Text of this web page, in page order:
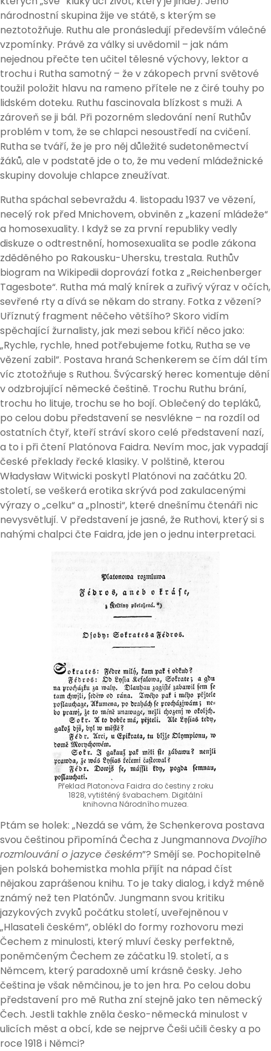
národnostní skupina žije ve státě, s kterým se
neztotožňuje. Ruthu ale pronásledují především válečné
vzpomínky. Právě za války si uvědomil – jak nám
nejednou přečte ten učitel tělesné výchovy, lektor a
trochu i Rutha samotný – že v zákopech první světové
toužil položit hlavu na rameno přítele ne z čiré touhy po
lidském doteku. Ruthu fascinovala blízkost s muži. A
zároveň se ji bál. Při pozorném sledování není Ruthův
problém v tom, že se chlapci nesoustředí na cvičení.
Rutha se tváří, že je pro něj důležité sudetoněmectví
žáků, ale v podstatě jde o to, že mu vedení mládežnické
skupiny dovoluje chlapce zneužívat.
Rutha spáchal sebevraždu 4. listopadu 1937 ve vězení,
necelý rok před Mnichovem, obviněn z „kazení mládeže“
a homosexuality. I když se za první republiky vedly
diskuze o odtrestnění, homosexualita se podle zákona
zděděného po Rakousku-Uhersku, trestala. Ruthův
biogram na Wikipedii doprovází fotka z „Reichenberger
Tagesbote“. Rutha má malý knírek a zuřivý výraz v očích,
sevřené rty a dívá se někam do strany. Fotka z vězení?
Uříznutý fragment něčeho většího? Skoro vidím
spěchající žurnalisty, jak mezi sebou křičí něco jako:
„Rychle, rychle, hned potřebujeme fotku, Rutha se ve
vězení zabil”. Postava hraná Schenkerem se čím dál tím
víc ztotožňuje s Ruthou. Švýcarský herec komentuje dění
v odzbrojující německé češtině. Trochu Ruthu brání,
trochu ho lituje, trochu se ho bojí. Oblečený do tepláků,
po celou dobu představení se nesvlékne – na rozdíl od
ostatních čtyř, kteří stráví skoro celé představení nazí,
a to i při čtení Platónova Faidra. Nevím moc, jak vypadají
české překlady řecké klasiky. V polštině, kterou
Władysław Witwicki poskytl Platónovi na začátku 20.
století, se veškerá erotika skrývá pod zakulacenými
výrazy o „celku“ a „plnosti“, které dnešnímu čtenáři nic
nevysvětlují. V představení je jasné, že Ruthovi, který si s
nahými chalpci čte Faidra, jde jen o jednu interpretaci.
Překlad Platonova Faidra do čestiny z roku
1828, vytištěný švabachem. Digitální
knihovna Národního muzea.
Ptám se holek: „Nezdá se vám, že Schenkerova postava
svou češtinou připomíná Čecha z Jungmannova Dvojího
rozmlouvání o jazyce českém”? Smějí se. Pochopitelně
jen polská bohemistka mohla přijít na nápad číst
nějakou zaprášenou knihu. To je taky dialog, i když méně
známý než ten Platónův. Jungmann svou kritiku
jazykových zvyků počátku století, uveřejněnou v
„Hlasateli českém”, oblékl do formy rozhovoru mezi
Čechem z minulosti, který mluví česky perfektně,
poněmčeným Čechem ze záčatku 19. století, a s
Němcem, který paradoxně umí krásně česky. Jeho
čeština je však němčinou, je to jen hra. Po celou dobu
představení pro mě Rutha zní stejně jako ten německý
Čech. Jestli takhle zněla česko-německá minulost v
ulicích měst a obcí, kde se nejprve Češi učili česky a po
roce 1918 i Němci?